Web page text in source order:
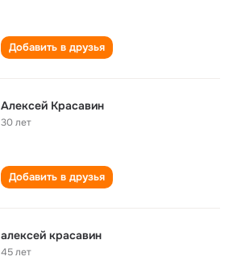
Добавить в друзья
Алексей Красавин
30 лет
Добавить в друзья
алексей красавин
45 лет